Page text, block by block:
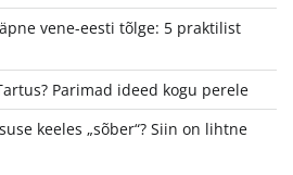
vene-eesti tõlge: 5 praktilist
Parimad ideed kogu perele
keeles „sõber“? Siin on lihtne